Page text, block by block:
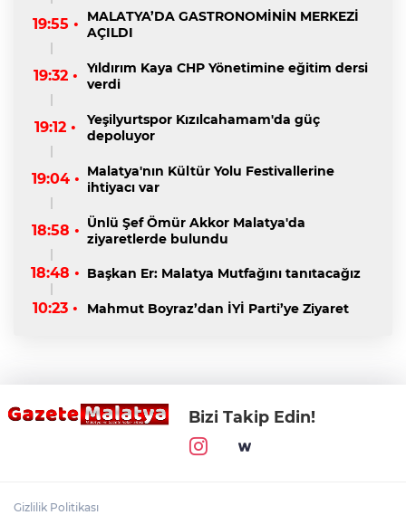
19:55 •
MALATYA’DA GASTRONOMİNİN MERKEZİ
AÇILDI
19:32 •
Yıldırım Kaya CHP Yönetimine eğitim dersi
verdi
19:12 •
Yeşilyurtspor Kızılcahamam'da güç
depoluyor
19:04 • Malatya'nın Kültür Yolu Festivallerine
ihtiyacı var
18:58 • Ünlü Şef Ömür Akkor Malatya'da
ziyaretlerde bulundu
18:48 • Başkan Er: Malatya Mutfağını tanıtacağız
10:23 • Mahmut Boyraz’dan İYİ Parti’ye Ziyaret
Bizi Takip Edin!
Gizlilik Politikası